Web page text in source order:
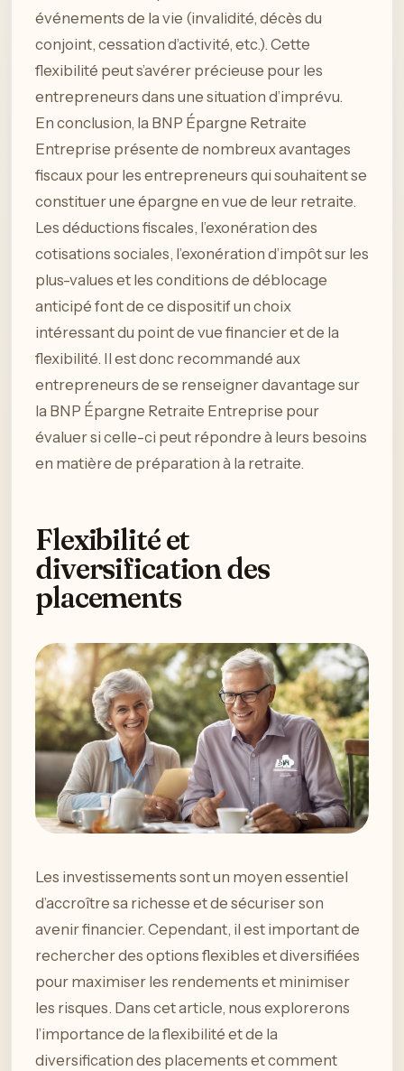
événements de la vie (invalidité, décès du
conjoint, cessation d’activité, etc.). Cette
flexibilité peut s’avérer précieuse pour les
entrepreneurs dans une situation d’imprévu.
En conclusion, la BNP Épargne Retraite
Entreprise présente de nombreux avantages
fiscaux pour les entrepreneurs qui souhaitent se
constituer une épargne en vue de leur retraite.
Les déductions fiscales, l’exonération des
cotisations sociales, l’exonération d’impôt sur les
plus-values et les conditions de déblocage
anticipé font de ce dispositif un choix
intéressant du point de vue financier et de la
flexibilité. Il est donc recommandé aux
entrepreneurs de se renseigner davantage sur
la BNP Épargne Retraite Entreprise pour
évaluer si celle-ci peut répondre à leurs besoins
en matière de préparation à la retraite.
Flexibilité et
diversification des
placements
Les investissements sont un moyen essentiel
d’accroître sa richesse et de sécuriser son
avenir financier. Cependant, il est important de
rechercher des options flexibles et diversifiées
pour maximiser les rendements et minimiser
les risques. Dans cet article, nous explorerons
l’importance de la flexibilité et de la
diversification des placements et comment